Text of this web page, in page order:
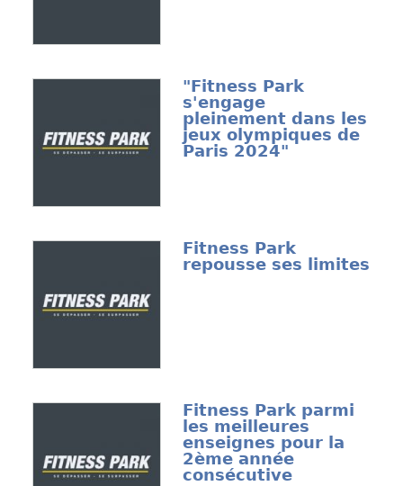
"Fitness Park
s'engage
pleinement dans les
jeux olympiques de
Paris 2024"
Fitness Park
repousse ses limites
Fitness Park parmi
les meilleures
enseignes pour la
2ème année
consécutive